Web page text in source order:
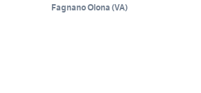
Fagnano Olona (VA)